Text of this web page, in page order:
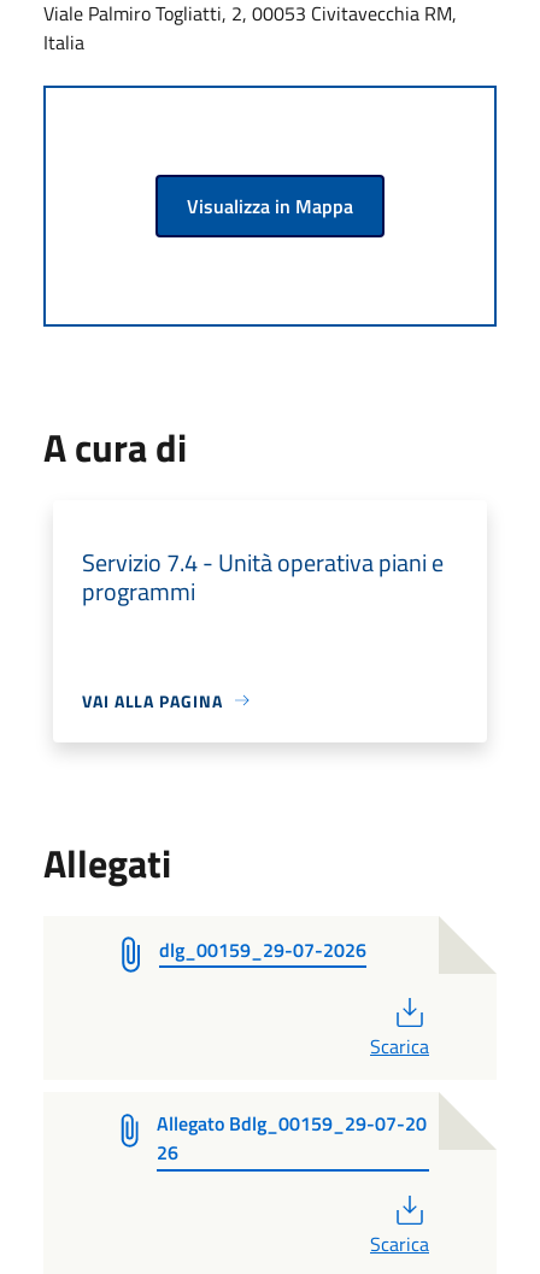
Viale Palmiro Togliatti, 2, 00053 Civitavecchia RM,
Italia
Visualizza in Mappa
A cura di
Servizio 7.4 - Unità operativa piani e
programmi
VAI ALLA PAGINA
Allegati
dlg_00159_29-07-2026
Scarica
Allegato Bdlg_00159_29-07-20
26
Scarica